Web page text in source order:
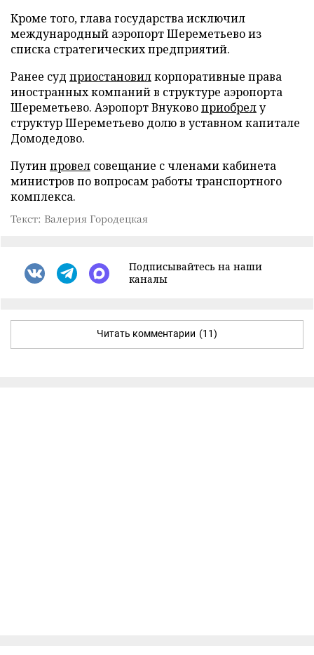
Кроме того, глава государства исключил
международный аэропорт Шереметьево из
списка стратегических предприятий.
Ранее суд приостановилкорпоративные права
иностранных компаний в структуре аэропорта
Шереметьево. Аэропорт Внуковоприобрелу
структур Шереметьево долю в уставном капитале
Домодедово.
Путин провел совещание с членами кабинета
министров по вопросам работы транспортного
комплекса.
Текст: Валерия Городецкая
Подписывайтесь на наши
каналы
Читать комментарии (11)